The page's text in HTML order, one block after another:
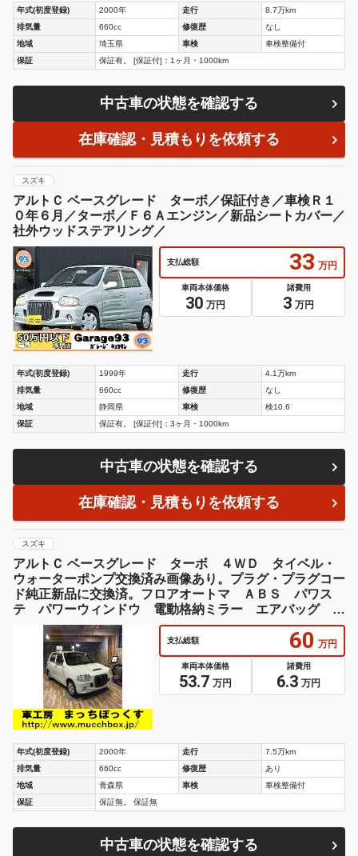
年式(初度登録) 2000年 走行
8.7万km
排気量
660cc 修復歴
なし
地域
埼玉県 車検
車検整備付
保証
保証有。 [保証付]：1ヶ月・1000km
中古車の状態を確認する
在庫確認・見積もりを依頼する
スズキ
アルトＣ ベースグレード ターボ／保証付き／車検Ｒ１
０年６月／ターボ／Ｆ６Ａエンジン／新品シートカバー／
社外ウッドステアリング／
支払総額 33 万円
車両本体価格
30 万円
諸費用
3 万円
年式(初度登録) 1999年 走行
4.1万km
排気量
660cc 修復歴
なし
地域
静岡県 車検
検10.6
保証
保証有。 [保証付]：3ヶ月・1000km
中古車の状態を確認する
在庫確認・見積もりを依頼する
スズキ
アルトＣ ベースグレード ターボ ４ＷＤ タイベル・
ウォーターポンプ交換済み画像あり。プラグ・プラグコー
ド純正新品に交換済。フロアオートマ ＡＢＳ パワス
テ パワーウィンドウ 電動格納ミラー エアバッグ エ
アコン バイザー
支払総額 60 万円
車両本体価格
53.7 万円
諸費用
6.3 万円
年式(初度登録) 2000年 走行
7.5万km
排気量
660cc 修復歴
あり
地域
青森県 車検
車検整備付
保証
保証無。 保証無
中古車の状態を確認する